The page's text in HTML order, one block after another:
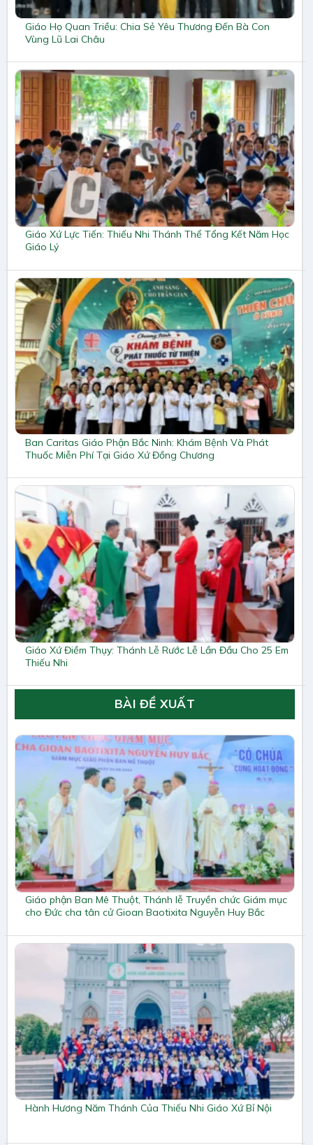
Giáo Họ Quan Triều: Chia Sẻ Yêu Thương Đến Bà Con
Vùng Lũ Lai Châu
Giáo Xứ Lực Tiến: Thiếu Nhi Thánh Thể Tổng Kết Năm Học
Giáo Lý
Ban Caritas Giáo Phận Bắc Ninh: Khám Bệnh Và Phát
Thuốc Miễn Phí Tại Giáo Xứ Đồng Chương
Giáo Xứ Điềm Thụy: Thánh Lễ Rước Lễ Lần Đầu Cho 25 Em
Thiếu Nhi
BÀI ĐỀ XUẤT
Giáo phận Ban Mê Thuột, Thánh lễ Truyền chức Giám mục
cho Đức cha tân cử Gioan Baotixita Nguyễn Huy Bắc
Hành Hương Năm Thánh Của Thiếu Nhi Giáo Xứ Bỉ Nội